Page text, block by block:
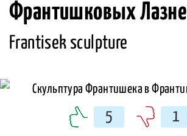
Франтишковых Лазне
Frantisek sculpture
5 1